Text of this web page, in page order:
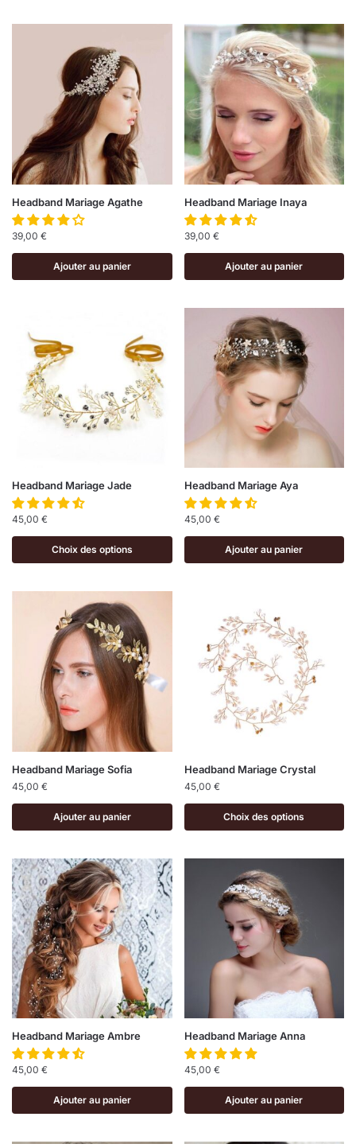
Headband Mariage Agathe
39,00 €
Ajouter au panier
Headband Mariage Inaya
39,00 €
Ajouter au panier
Headband Mariage Jade
45,00 €
Choix des options
Headband Mariage Aya
45,00 €
Ajouter au panier
Headband Mariage Sofia
45,00 €
Ajouter au panier
Headband Mariage Crystal
45,00 €
Choix des options
Headband Mariage Ambre
45,00 €
Ajouter au panier
Headband Mariage Anna
45,00 €
Ajouter au panier